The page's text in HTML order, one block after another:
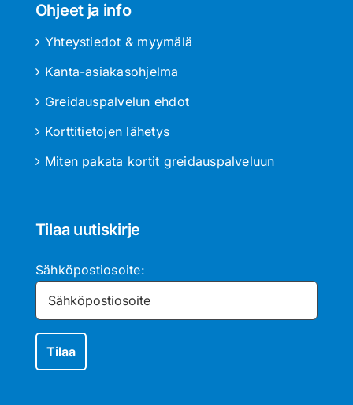
Ohjeet ja info
Yhteystiedot & myymälä
Kanta-asiakasohjelma
Greidauspalvelun ehdot
Korttitietojen lähetys
Miten pakata kortit greidauspalveluun
Tilaa uutiskirje
Sähköpostiosoite: